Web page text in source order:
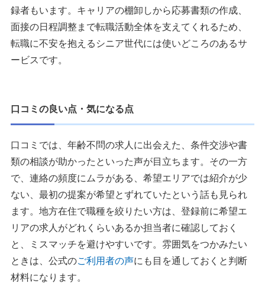
録者もいます。キャリアの棚卸しから応募書類の作成、
面接の日程調整まで転職活動全体を支えてくれるため、
転職に不安を抱えるシニア世代には使いどころのあるサ
ービスです。
口コミの良い点・気になる点
口コミでは、年齢不問の求人に出会えた、条件交渉や書
類の相談が助かったといった声が目立ちます。その一方
で、連絡の頻度にムラがある、希望エリアでは紹介が少
ない、最初の提案が希望とずれていたという話も見られ
ます。地方在住で職種を絞りたい方は、登録前に希望エ
リアの求人がどれくらいあるか担当者に確認しておく
と、ミスマッチを避けやすいです。雰囲気をつかみたい
ときは、公式のご利用者の声にも目を通しておくと判断
材料になります。